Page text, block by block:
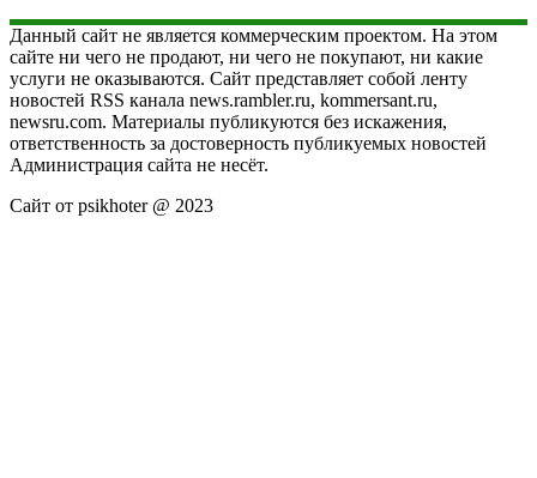
Данный сайт не является коммерческим проектом. На этом
сайте ни чего не продают, ни чего не покупают, ни какие
услуги не оказываются. Сайт представляет собой ленту
новостей RSS канала news.rambler.ru, kommersant.ru,
newsru.com. Материалы публикуются без искажения,
ответственность за достоверность публикуемых новостей
Администрация сайта не несёт.
Сайт от psikhoter @ 2023